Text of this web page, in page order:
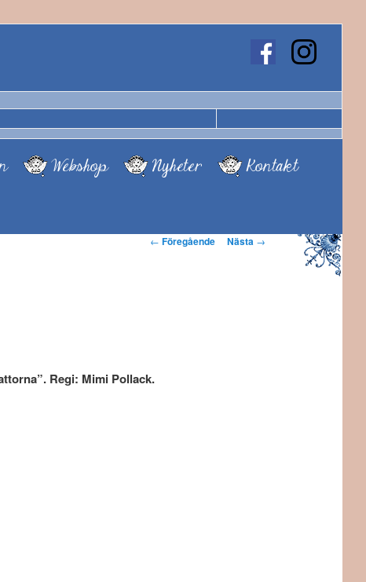
Webshop Nyheter Kontakt
Inläggsnavigering
← Föregående Nästa →
Regi: Mimi Pollack.